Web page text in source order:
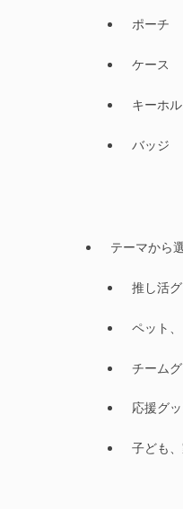
ポーチ
ケース
キーホ
バッジ
テーマから
推し活
ペット
チーム
応援グ
子ども